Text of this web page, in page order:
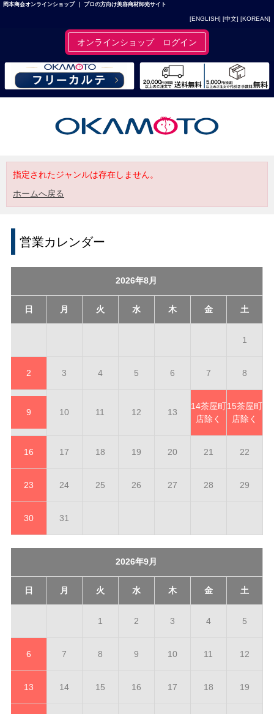
岡本商会オンラインショップ ｜ プロの方向け美容商材卸売サイト
[ENGLISH] [中文] [KOREAN]
オンラインショップ ログイン
指定されたジャンルは存在しません。
ホームへ戻る
営業カレンダー
2026年8月
日 月 火 水 木 金 土
1
2 3 4 5 6 7 8
9 10 11 12 13
14茶屋町
店除く
15茶屋町
店除く
16 17 18 19 20 21 22
23 24 25 26 27 28 29
30 31
2026年9月
日 月 火 水 木 金 土
1 2 3 4 5
6 7 8 9 10 11 12
13 14 15 16 17 18 19